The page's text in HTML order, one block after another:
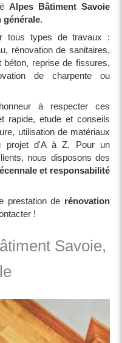
Alpes Bâtiment Savoie
générale.
tous types de travaux :
rénovation de sanitaires,
reprise de fissures,
de charpente ou
à respecter ces
rapide, etude et conseils
utilisation de matériaux
projet d'A à Z. Pour un
nous disposons des
et responsabilité
prestation de rénovation
!
Savoie,